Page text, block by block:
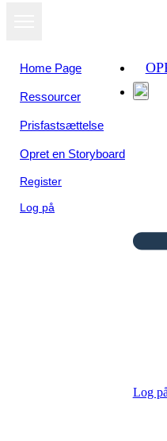
Home Page
Ressourcer
Prisfastsættelse
Opret en Storyboard
Register
Log på
Log på
Kopier